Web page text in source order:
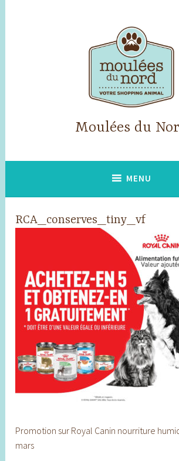
Moulées du
MENU
RCA_conserves_tiny_vf
Promotion sur Royal Canin nourriture
mars